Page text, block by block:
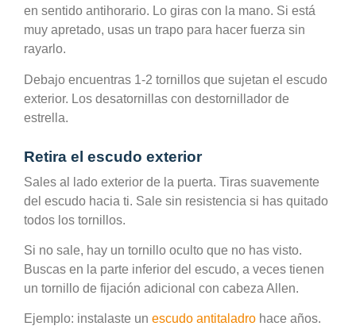
en sentido antihorario. Lo giras con la mano. Si está
muy apretado, usas un trapo para hacer fuerza sin
rayarlo.
Debajo encuentras 1-2 tornillos que sujetan el escudo
exterior. Los desatornillas con destornillador de
estrella.
Retira el escudo exterior
Sales al lado exterior de la puerta. Tiras suavemente
del escudo hacia ti. Sale sin resistencia si has quitado
todos los tornillos.
Si no sale, hay un tornillo oculto que no has visto.
Buscas en la parte inferior del escudo, a veces tienen
un tornillo de fijación adicional con cabeza Allen.
Ejemplo: instalaste un escudo antitaladro hace años.